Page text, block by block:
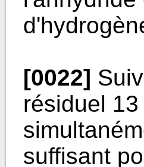
[0022]
résiduel
suffisant